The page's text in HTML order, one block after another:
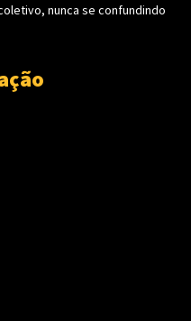
nunca se confundindo